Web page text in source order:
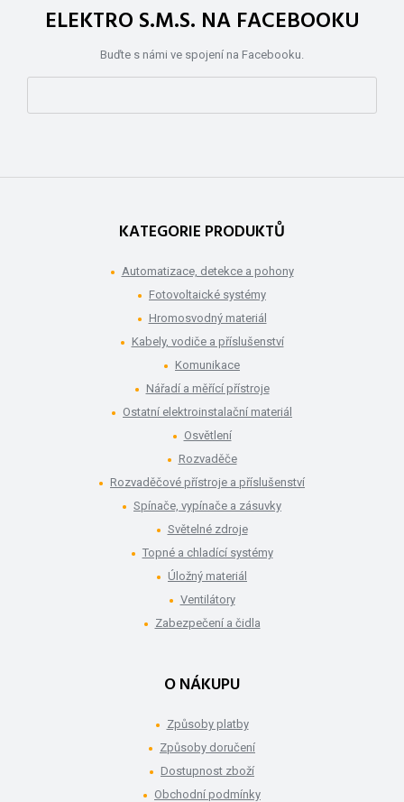
ELEKTRO S.M.S. NA FACEBOOKU
Buďte s námi ve spojení na Facebooku.
KATEGORIE PRODUKTŮ
Automatizace, detekce a pohony
Fotovoltaické systémy
Hromosvodný materiál
Kabely, vodiče a příslušenství
Komunikace
Nářadí a měřící přístroje
Ostatní elektroinstalační materiál
Osvětlení
Rozvaděče
Rozvaděčové přístroje a příslušenství
Spínače, vypínače a zásuvky
Světelné zdroje
Topné a chladící systémy
Úložný materiál
Ventilátory
Zabezpečení a čidla
O NÁKUPU
Způsoby platby
Způsoby doručení
Dostupnost zboží
Obchodní podmínky